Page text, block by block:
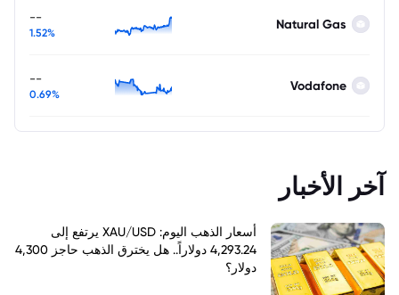
Natural Gas
--
1.52%
Vodafone
--
0.69%
آخر الأخبار
أسعار الذهب اليوم: XAU/USD يرتفع إلى
4,293.24 دولاراً.. هل يخترق الذهب حاجز 4,300
دولار؟